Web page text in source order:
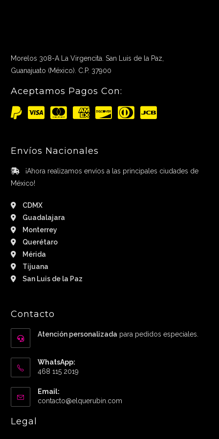
Morelos 308-A La Virgencita. San Luis de la Paz,
Guanajuato (México). C.P. 37900
Aceptamos Pagos Con:
Envíos Nacionales
¡Ahora realizamos envíos a las principales ciudades de
México!
CDMX
Guadalajara
Monterrey
Querétaro
Mérida
Tijuana
San Luis de la Paz
Contacto
Atención personalizada para pedidos especiales.
WhatsApp:
468 115 2019
Email:
contacto@elquerubin.com
Legal